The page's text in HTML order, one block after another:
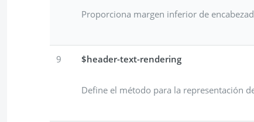
Proporciona margen inferior de
9 $header-text-rendering
Define el método para la representación